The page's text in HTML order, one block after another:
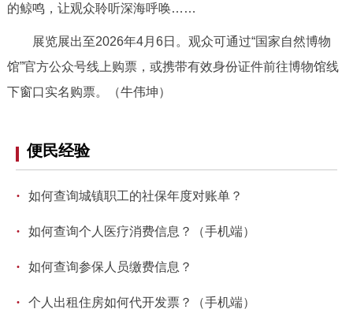
的鲸鸣，让观众聆听深海呼唤……
展览展出至2026年4月6日。观众可通过“国家自然博物
馆”官方公众号线上购票，或携带有效身份证件前往博物馆线
下窗口实名购票。（牛伟坤）
便民经验
· 如何查询城镇职工的社保年度对账单？
· 如何查询个人医疗消费信息？（手机端）
· 如何查询参保人员缴费信息？
· 个人出租住房如何代开发票？（手机端）